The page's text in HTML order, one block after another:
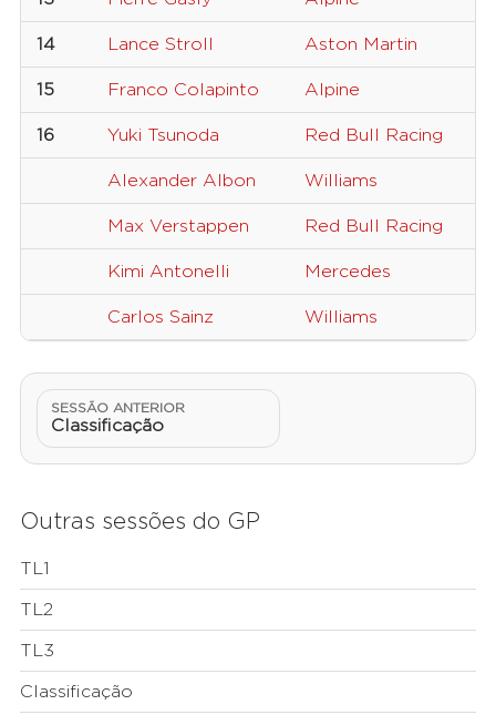
14 Lance Stroll Aston Martin
15 Franco Colapinto Alpine
16 Yuki Tsunoda Red Bull Racing
Alexander Albon Williams
Max Verstappen Red Bull Racing
Kimi Antonelli Mercedes
Carlos Sainz Williams
SESSÃO ANTERIOR
Classificação
Outras sessões do GP
TL1
TL2
TL3
Classificação